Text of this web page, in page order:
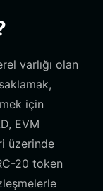
varlığı olan
için
EVM
üzerinde
20 token